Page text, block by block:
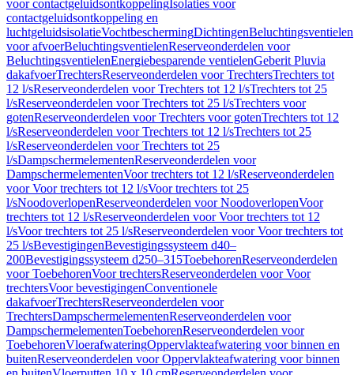
voor contactgeluidsontkoppelingIsolaties voor
contactgeluidsontkoppeling en
luchtgeluidsisolatieVochtbeschermingDichtingenBeluchtingsventielen
voor afvoerBeluchtingsventielenReserveonderdelen voor
BeluchtingsventielenEnergiebesparende ventielenGeberit Pluvia
dakafvoerTrechtersReserveonderdelen voor TrechtersTrechters tot
12 l/sReserveonderdelen voor Trechters tot 12 l/sTrechters tot 25
l/sReserveonderdelen voor Trechters tot 25 l/sTrechters voor
gotenReserveonderdelen voor Trechters voor gotenTrechters tot 12
l/sReserveonderdelen voor Trechters tot 12 l/sTrechters tot 25
l/sReserveonderdelen voor Trechters tot 25
l/sDampschermelementenReserveonderdelen voor
DampschermelementenVoor trechters tot 12 l/sReserveonderdelen
voor Voor trechters tot 12 l/sVoor trechters tot 25
l/sNoodoverlopenReserveonderdelen voor NoodoverlopenVoor
trechters tot 12 l/sReserveonderdelen voor Voor trechters tot 12
l/sVoor trechters tot 25 l/sReserveonderdelen voor Voor trechters tot
25 l/sBevestigingenBevestigingssysteem d40–
200Bevestigingssysteem d250–315ToebehorenReserveonderdelen
voor ToebehorenVoor trechtersReserveonderdelen voor Voor
trechtersVoor bevestigingenConventionele
dakafvoerTrechtersReserveonderdelen voor
TrechtersDampschermelementenReserveonderdelen voor
DampschermelementenToebehorenReserveonderdelen voor
ToebehorenVloerafwateringOppervlakteafwatering voor binnen en
buitenReserveonderdelen voor Oppervlakteafwatering voor binnen